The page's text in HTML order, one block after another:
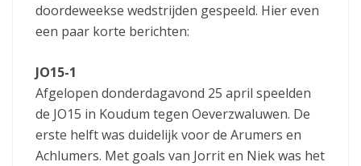
doordeweekse wedstrijden gespeeld. Hier even
een paar korte berichten:
JO15-1
Afgelopen donderdagavond 25 april speelden
de JO15 in Koudum tegen Oeverzwaluwen. De
erste helft was duidelijk voor de Arumers en
Achlumers. Met goals van Jorrit en Niek was het